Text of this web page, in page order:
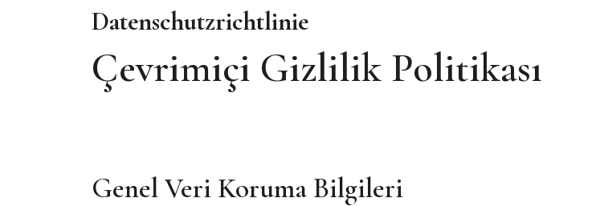
Datenschutzrichtlinie
Çevrimiçi Gizlilik Politikası
Genel Veri Koruma Bilgileri